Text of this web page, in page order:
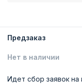
Предзаказ
Нет в наличии
Идет сбор заявок на